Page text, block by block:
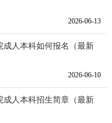
2026-06-13
成人本科如何报名（最新
2026-06-10
成人本科招生简章（最新